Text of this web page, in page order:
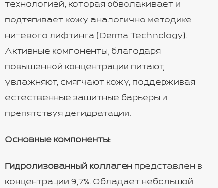
технологией, которая обволакивает и
подтягивает кожу аналогично методике
нитевого лифтинга (Derma Technology).
Активные компоненты, благодаря
повышенной концентрации питают,
увлажняют, смягчают кожу, поддерживая
естественные защитные барьеры и
препятствуя дегидратации.
Основные компоненты:
Гидролизованный коллаген представлен в
концентрации 9,7%. Обладает небольшой